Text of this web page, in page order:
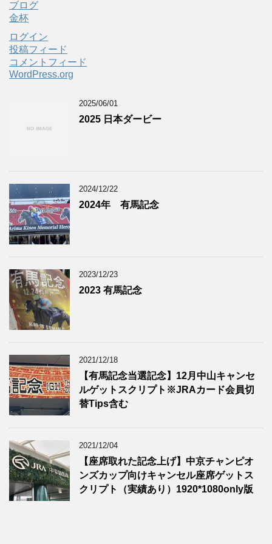
ブログ
金杯
ログイン
投稿フィード
コメントフィード
WordPress.org
2025/06/01
2025 日本ダービー
2024/12/22
2024年 有馬記念
2023/12/23
2023 有馬記念
2021/12/18
【有馬記念当選記念】12月中山キャンセ
ルゲットスクリプト※JRAカード会員切
替Tips含む
2021/12/04
【座席取れた記念上げ】中京チャンピオ
ンズカップ向けキャンセル座席ゲットス
クリプト（実績あり）1920*1080only版